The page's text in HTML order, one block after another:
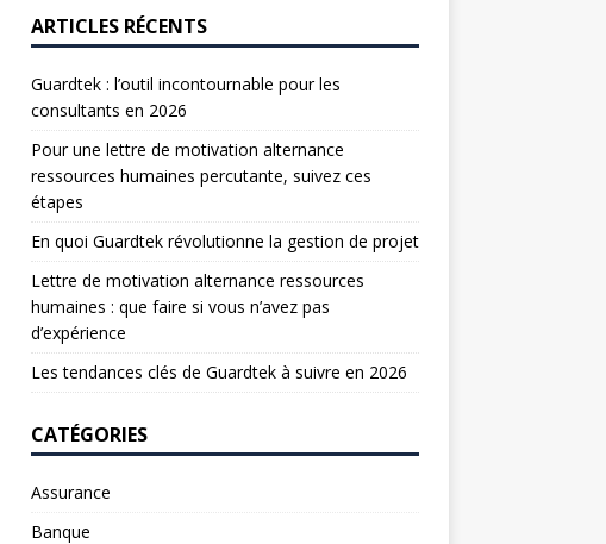
ARTICLES RÉCENTS
Guardtek : l’outil incontournable pour les
consultants en 2026
Pour une lettre de motivation alternance
ressources humaines percutante, suivez ces
étapes
En quoi Guardtek révolutionne la gestion de projet
Lettre de motivation alternance ressources
humaines : que faire si vous n’avez pas
d’expérience
Les tendances clés de Guardtek à suivre en 2026
CATÉGORIES
Assurance
Banque